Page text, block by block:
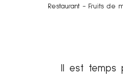
Restaurant - Fruits de
Il est